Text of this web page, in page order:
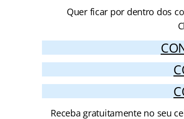
Quer ficar por dentro dos
Receba gratuitamente no seu